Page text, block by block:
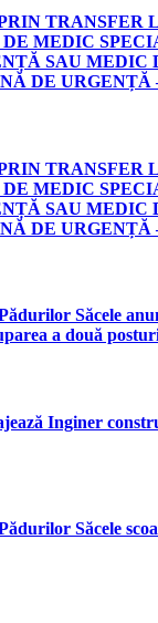
TRANSFER
MEDIC
SAU MEDIC
DE URGENȚĂ
TRANSFER
MEDIC
SAU MEDIC
DE URGENȚĂ
Săcele
a două
Inginer
Săcele